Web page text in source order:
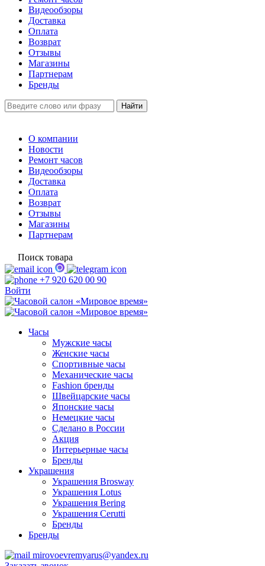
Видеообзоры
Доставка
Оплата
Возврат
Отзывы
Магазины
Партнерам
Бренды
О компании
Новости
Ремонт часов
Видеообзоры
Доставка
Оплата
Возврат
Отзывы
Магазины
Партнерам
Поиск товара
+7 920 620 00 90
Войти
Часы
Мужские часы
Женские часы
Спортивные часы
Механические часы
Fashion бренды
Швейцарские часы
Японские часы
Немецкие часы
Сделано в России
Акция
Интерьерные часы
Бренды
Украшения
Украшения Brosway
Украшения Lotus
Украшения Bering
Украшения Cerutti
Бренды
Бренды
mirovoevremyarus@yandex.ru